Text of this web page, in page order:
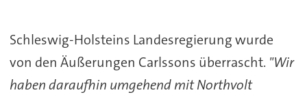
Schleswig-Holsteins Landesregierung wurde
von den Äußerungen Carlssons überrascht. "Wir
haben daraufhin umgehend mit Northvolt